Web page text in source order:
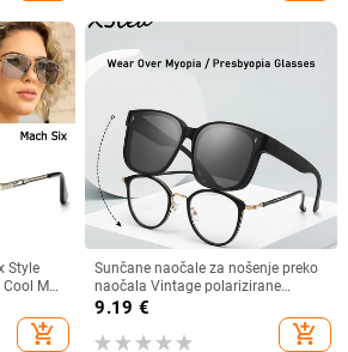
Style
Men
add_shopping_cart
Sunčane naočale za nošenje preko
naočala Vintage polarizirane
sunčane naočale za muškarce i
žene, kratkovidnost, dalekovidnost,
sjenila za vožnju na otvorenom
9.19 €
add_shopping_cart